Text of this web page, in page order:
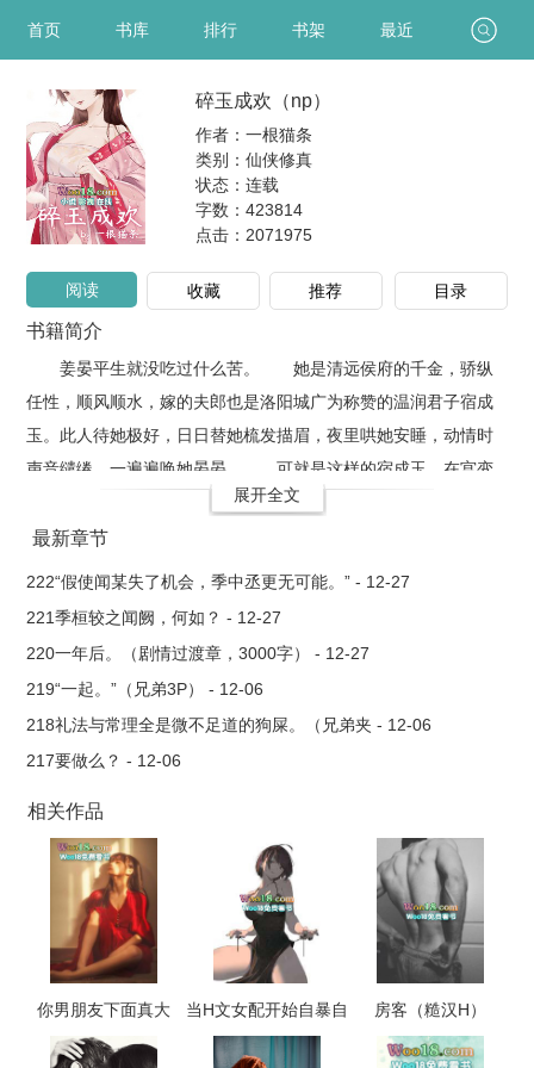
首页 书库 排行 书架 最近
碎玉成欢（np）
作者：一根猫条
类别：仙侠修真
状态：连载
字数：423814
点击： 2071975
阅读 收藏 推荐 目录
书籍简介
姜晏平生就没吃过什么苦。 她是清远侯府的千金，骄纵
任性，顺风顺水，嫁的夫郎也是洛阳城广为称赞的温润君子宿成
玉。此人待她极好，日日替她梳发描眉，夜里哄她安睡，动情时
声音缱绻，一遍遍唤她晏晏。 可就是这样的宿成玉，在宫变
之夜对清远侯府亮了刀刃。为着光明的前程，为了和姜氏切断关
系，他带兵屠了府内一百二十一人，然后，活生生烧死了妻子和
亲。 姜晏只觉得糟心。 她想搞死宿成玉，顺便睡一睡前
世没碰过的那几个男人。
展开全文
最新章节
222“假使闻某失了机会，季中丞更无可能。” - 12-27
221季桓较之闻阙，何如？ - 12-27
220一年后。（剧情过渡章，3000字） - 12-27
219“一起。”（兄弟3P） - 12-06
218礼法与常理全是微不足道的狗屎。（兄弟夹 - 12-06
217要做么？ - 12-06
相关作品
你男朋友下面真大
（校园 np 高h）
当H文女配开始自暴自
弃（NP，高H）
房客（糙汉H）